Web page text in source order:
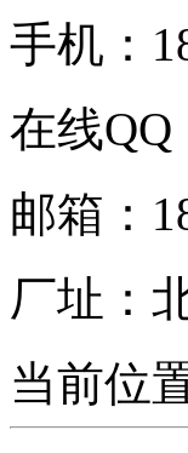
手机：
在线QQ
邮箱：
厂址：
当前位